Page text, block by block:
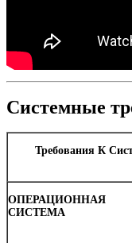
Системные
Требования К
ОПЕРАЦИОННАЯ
СИСТЕМА